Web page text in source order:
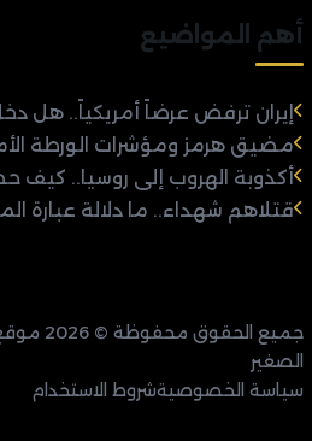
أهم المواضيع
إيران ترفض عرضاً أمريكياً.. هل
مضيق هرمز ومؤشرات الورطة
أكذوبة الهروب إلى روسيا..
قتلاهم شهداء.. ما دلالة عبارة
جميع
الصغير
سياسة الخصوصيةشروط الاستخدام